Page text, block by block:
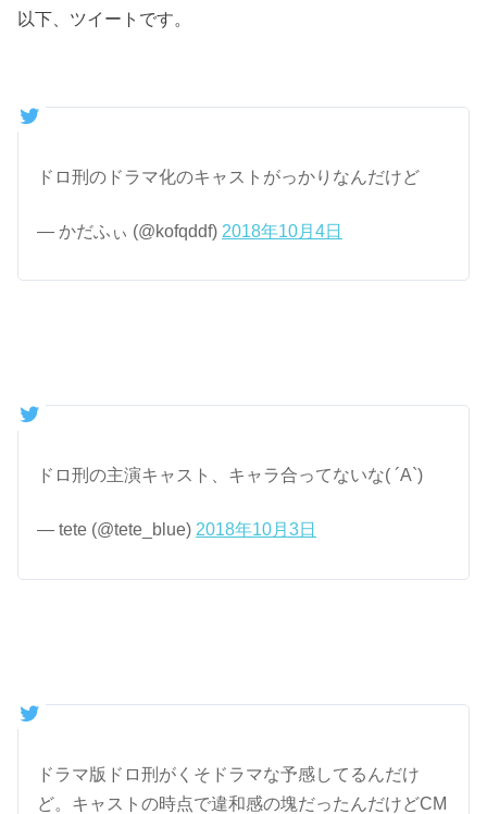
以下、ツイートです。
ドロ刑のドラマ化のキャストがっかりなんだけど
— かだふぃ (@kofqddf) 2018年10月4日
ドロ刑の主演キャスト、キャラ合ってないな( ´A`)
— tete (@tete_blue) 2018年10月3日
ドラマ版ドロ刑がくそドラマな予感してるんだけ
ど。キャストの時点で違和感の塊だったんだけどCM